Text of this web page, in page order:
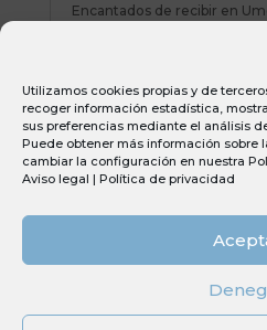
Utilizamos cookies propias y de
recoger información estadística,
sus preferencias mediante el análisis
Puede obtener más información sobre
cambiar la configuración en nuestra
Aviso legal | Política de privacidad
Encantados de recibir en
poniendo sobre la mesa
muy interesantes. Todo el